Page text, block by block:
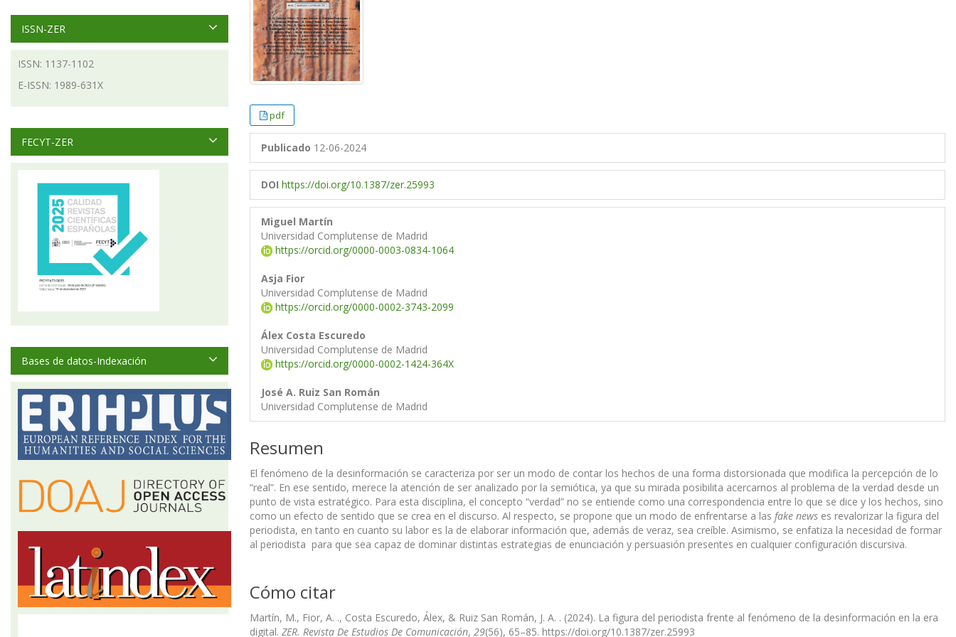
pdf
Publicado 12-06-2024
DOI https://doi.org/10.1387/zer.25993
Miguel Martín
Universidad Complutense de Madrid
https://orcid.org/0000-0003-0834-1064
Asja Fior
Universidad Complutense de Madrid
https://orcid.org/0000-0002-3743-2099
Álex Costa Escuredo
Universidad Complutense de Madrid
https://orcid.org/0000-0002-1424-364X
José A. Ruiz San Román
Universidad Complutense de Madrid
Resumen
El fenómeno de la desinformación se caracteriza por ser un modo de contar los hechos de una forma distorsionada que modifica la percepción de lo
“real”. En ese sentido, merece la atención de ser analizado por la semiótica, ya que su mirada posibilita acercarnos al problema de la verdad desde un
punto de vista estratégico. Para esta disciplina, el concepto “verdad” no se entiende como una correspondencia entre lo que se dice y los hechos, sino
como un efecto de sentido que se crea en el discurso. Al respecto, se propone que un modo de enfrentarse a las fake news es revalorizar la figura del
periodista, en tanto en cuanto su labor es la de elaborar información que, además de veraz, sea creíble. Asimismo, se enfatiza la necesidad de formar
al periodista para que sea capaz de dominar distintas estrategias de enunciación y persuasión presentes en cualquier configuración discursiva.
Cómo citar
Martín, M., Fior, A. ., Costa Escuredo, Álex, & Ruiz San Román, J. A. . (2024). La figura del periodista frente al fenómeno de la desinformación en la era
digital. ZER. Revista De Estudios De Comunicación, 29(56), 65–85. https://doi.org/10.1387/zer.25993
ISSN-ZER
ISSN: 1137-1102
E-ISSN: 1989-631X
FECYT-ZER
Bases de datos-Indexación